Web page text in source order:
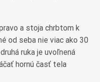
a stoja chrbtom k
od seba nie viac ako 30
ruka je uvoľnená
hornú časť tela